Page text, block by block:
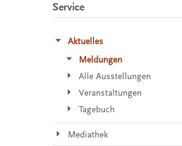
Service
Aktuelles
Meldungen
Alle Ausstellungen
Veranstaltungen
Tagebuch
Mediathek